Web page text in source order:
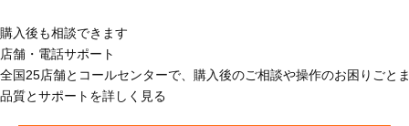
購入後も相談できます
店舗・電話サポート
全国25店舗とコールセンターで、購入後のご相談や操作のお困りごと
品質とサポートを詳しく見る